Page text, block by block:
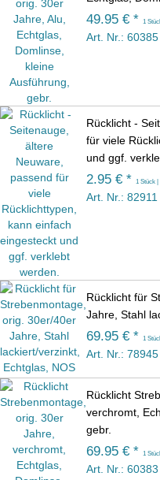
49.95 € * 1
Art. Nr.: 60385
Rücklicht -
für viele
und ggf.
2.95 € * 1 Stück |
Art. Nr.: 82911
Rücklicht für
Jahre, Stahl
69.95 € * 1
Art. Nr.: 78945
Rücklicht
verchromt,
gebr.
69.95 € * 1
Art. Nr.: 60383